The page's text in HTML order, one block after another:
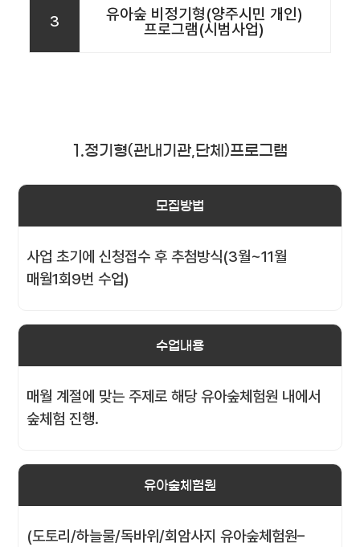
3
유아숲 비정기형(양주시민 개인)
프로그램(시범사업)
1.정기형(관내기관,단체)프로그램
모집방법
사업 초기에 신청접수 후 추첨방식(3월~11월
매월1회9번 수업)
수업내용
매월 계절에 맞는 주제로 해당 유아숲체험원 내에서
숲체험 진행.
유아숲체험원
(도토리/하늘물/독바위/회암사지 유아숲체험원–